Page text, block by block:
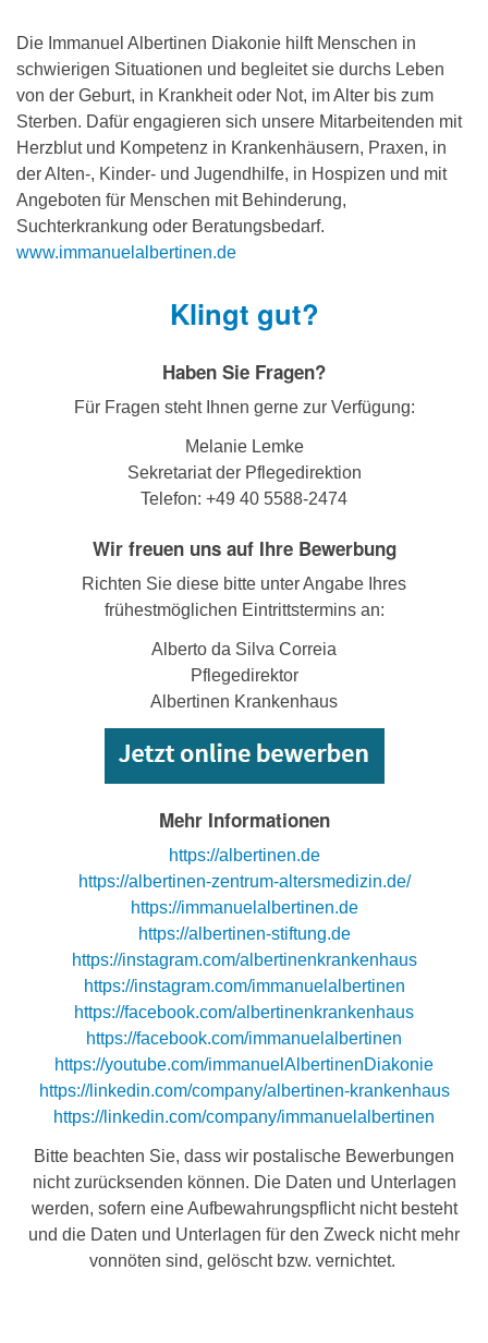
Die Immanuel Albertinen Diakonie hilft Menschen in
schwierigen Situationen und begleitet sie durchs Leben
von der Geburt, in Krankheit oder Not, im Alter bis zum
Sterben. Dafür engagieren sich unsere Mitarbeitenden mit
Herzblut und Kompetenz in Krankenhäusern, Praxen, in
der Alten-, Kinder- und Jugendhilfe, in Hospizen und mit
Angeboten für Menschen mit Behinderung,
Suchterkrankung oder Beratungsbedarf.
www.immanuelalbertinen.de
Klingt gut?
Haben Sie Fragen?
Für Fragen steht Ihnen gerne zur Verfügung:
Melanie Lemke
Sekretariat der Pflegedirektion
Telefon: +49 40 5588-2474
Wir freuen uns auf Ihre Bewerbung
Richten Sie diese bitte unter Angabe Ihres
frühestmöglichen Eintrittstermins an:
Alberto da Silva Correia
Pflegedirektor
Albertinen Krankenhaus
Mehr Informationen
https://albertinen.de
https://albertinen-zentrum-altersmedizin.de/
https://immanuelalbertinen.de
https://albertinen-stiftung.de
https://instagram.com/albertinenkrankenhaus
https://instagram.com/immanuelalbertinen
https://facebook.com/albertinenkrankenhaus
https://facebook.com/immanuelalbertinen
https://youtube.com/immanuelAlbertinenDiakonie
https://linkedin.com/company/albertinen-krankenhaus
https://linkedin.com/company/immanuelalbertinen
Bitte beachten Sie, dass wir postalische Bewerbungen
nicht zurücksenden können. Die Daten und Unterlagen
werden, sofern eine Aufbewahrungspflicht nicht besteht
und die Daten und Unterlagen für den Zweck nicht mehr
vonnöten sind, gelöscht bzw. vernichtet.